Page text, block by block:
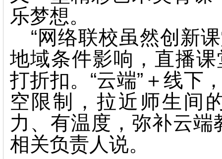
乐梦想。
“网络联校虽然创新
地域条件影响，直播
打折扣。“云端”＋线下
空限制，拉近师生间
力、有温度，弥补云端
相关负责人说。